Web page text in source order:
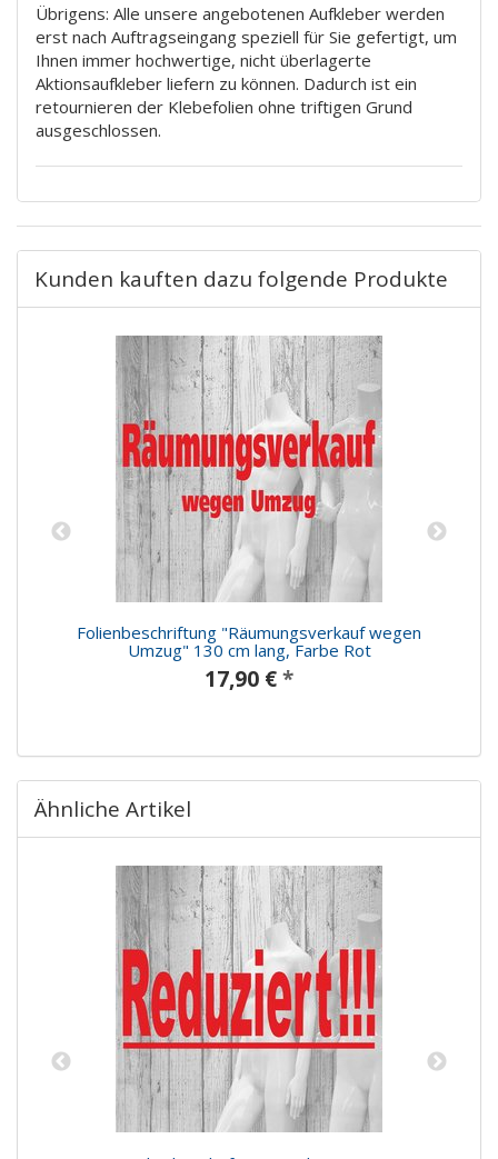
Übrigens: Alle unsere angebotenen Aufkleber werden
erst nach Auftragseingang speziell für Sie gefertigt, um
Ihnen immer hochwertige, nicht überlagerte
Aktionsaufkleber liefern zu können. Dadurch ist ein
retournieren der Klebefolien ohne triftigen Grund
ausgeschlossen.
Kunden kauften dazu folgende Produkte
Folienbeschriftung "Räumungsverkauf wegen
Umzug" 130 cm lang, Farbe Rot
17,90 €*
Ähnliche Artikel